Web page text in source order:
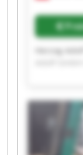
Herzog
GmbH
Adolf
GmbH
Herzog
GmbH